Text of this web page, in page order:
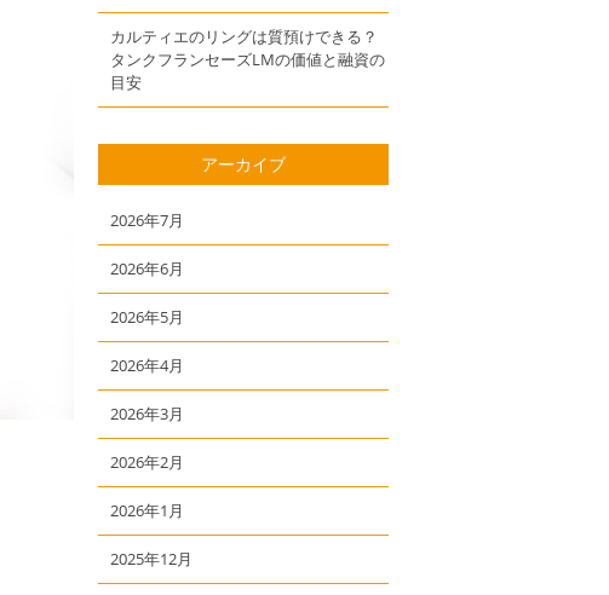
カルティエのリングは質預けできる？
タンクフランセーズLMの価値と融資の
目安
アーカイブ
2026年7月
2026年6月
2026年5月
2026年4月
2026年3月
2026年2月
2026年1月
2025年12月